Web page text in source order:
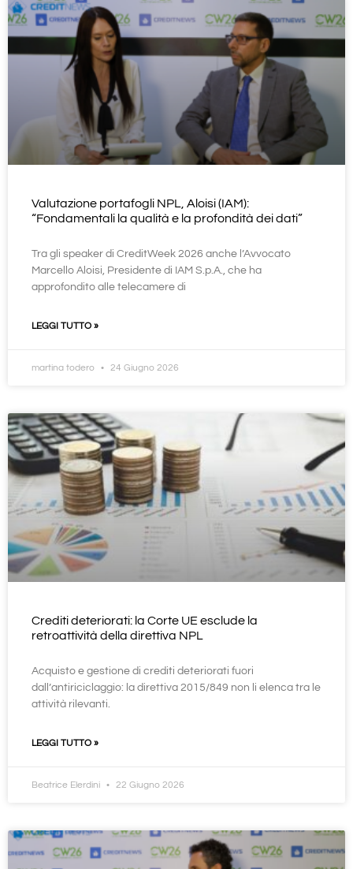
Valutazione portafogli NPL, Aloisi (IAM):
“Fondamentali la qualità e la profondità dei dati”
Tra gli speaker di CreditWeek 2026 anche l’Avvocato
Marcello Aloisi, Presidente di IAM S.p.A., che ha
approfondito alle telecamere di
LEGGI TUTTO »
martina todero 24 Giugno 2026
Crediti deteriorati: la Corte UE esclude la
retroattività della direttiva NPL
Acquisto e gestione di crediti deteriorati fuori
dall’antiriciclaggio: la direttiva 2015/849 non li elenca tra le
attività rilevanti.
LEGGI TUTTO »
Beatrice Elerdini 22 Giugno 2026